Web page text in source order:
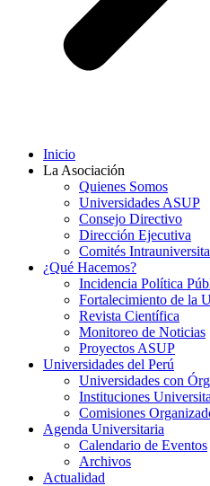
Inicio
La Asociación
Quienes Somos
Universidades ASUP
Consejo Directivo
Dirección Ejecutiva
Comités
¿Qué Hacemos?
Incidencia Política
Fortalecimiento de la
Revista Científica
Monitoreo de Noticias
Proyectos ASUP
Universidades del Perú
Universidades con
Instituciones
Comisiones
Agenda Universitaria
Calendario de Eventos
Archivos
Actualidad